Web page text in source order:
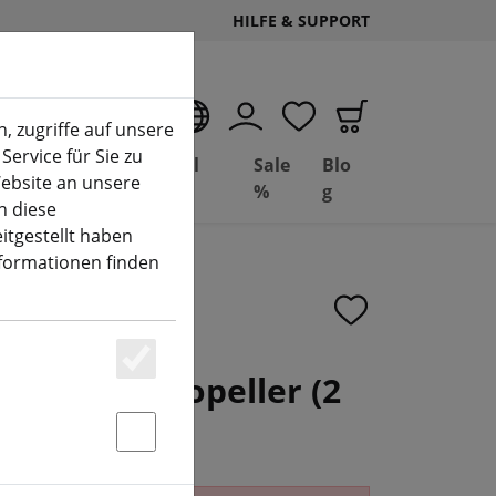
HILFE & SUPPORT
Seite)
Deal
Depot
Basil
Sale
%
Blo
g
Carbon Propeller (2
zugriffe auf unsere
für Sie zu
an unsere
diese
haben
finden
Essenziell